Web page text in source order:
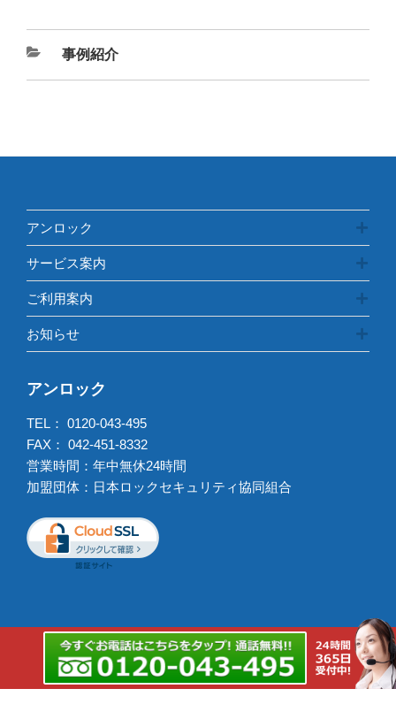
カ
テ
事例紹介
アンロック
サービス案内
ご利用案内
お知らせ
アンロック
TEL： 0120-043-495
FAX： 042-451-8332
営業時間：年中無休24時間
加盟団体：日本ロックセキュリティ協同組合
出張強化エリア
鍵交換出張強化エリア